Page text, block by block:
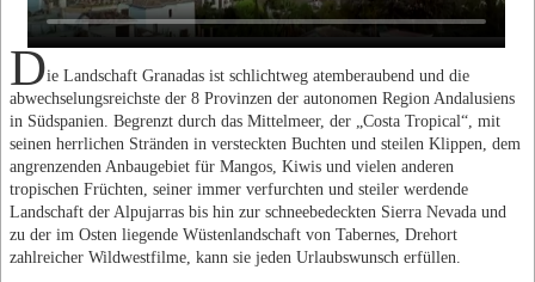
Die Landschaft Granadas ist schlichtweg atemberaubend und die
abwechselungsreichste der 8 Provinzen der autonomen Region Andalusiens
in Südspanien. Begrenzt durch das Mittelmeer, der „Costa Tropical“, mit
seinen herrlichen Stränden in versteckten Buchten und steilen Klippen, dem
angrenzenden Anbaugebiet für Mangos, Kiwis und vielen anderen
tropischen Früchten, seiner immer verfurchten und steiler werdende
Landschaft der Alpujarras bis hin zur schneebedeckten Sierra Nevada und
zu der im Osten liegende Wüstenlandschaft von Tabernes, Drehort
zahlreicher Wildwestfilme, kann sie jeden Urlaubswunsch erfüllen.